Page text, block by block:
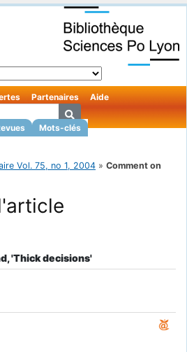
Mots-clés
Partenaires Aide
Vol. 75, no 1, 2004 » Comment on
'Thick decisions'